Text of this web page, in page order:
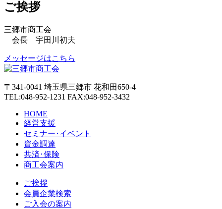
ご挨拶
三郷市商工会
会長 宇田川初夫
メッセージはこちら
〒341-0041 埼玉県三郷市 花和田650-4
TEL:048-952-1231 FAX:048-952-3432
HOME
経営支援
セミナー･イベント
資金調達
共済･保険
商工会案内
ご挨拶
会員企業検索
ご入会の案内